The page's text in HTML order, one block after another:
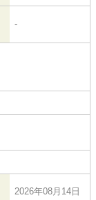
-
2026年08月14日